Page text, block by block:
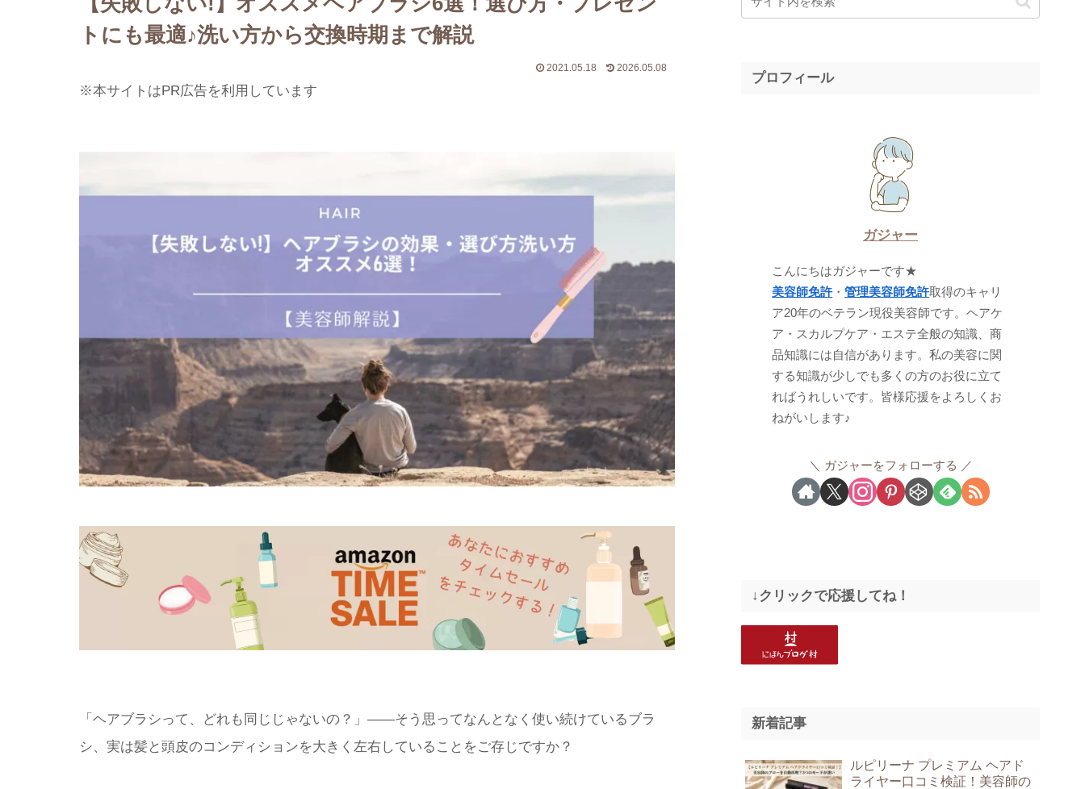
トにも最適♪洗い方から交換時期まで解説
2021.05.18 2026.05.08
※本サイトはPR広告を利用しています
「ヘアブラシって、どれも同じじゃないの？」——そう思ってなんとなく使い続けているブラ
シ、実は髪と頭皮のコンディションを大きく左右していることをご存じですか？
プロフィール
ガジャー
こんにちはガジャーです★
美容師免許・管理美容師免許取得のキャリ
ア20年のベテラン現役美容師です。ヘアケ
ア・スカルプケア・エステ全般の知識、商
品知識には自信があります。私の美容に関
する知識が少しでも多くの方のお役に立て
ればうれしいです。皆様応援をよろしくお
ねがいします♪
ガジャーをフォローする
↓クリックで応援してね！
新着記事
ルピリーナ プレミアム ヘアド
ライヤー口コミ検証！美容師の